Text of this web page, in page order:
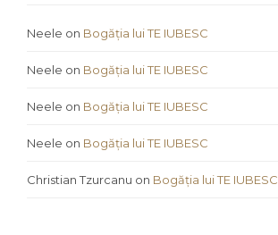
Neele on Bogăția lui TE IUBESC
Neele on Bogăția lui TE IUBESC
Neele on Bogăția lui TE IUBESC
Neele on Bogăția lui TE IUBESC
Christian Tzurcanu on Bogăția lui TE IUBESC